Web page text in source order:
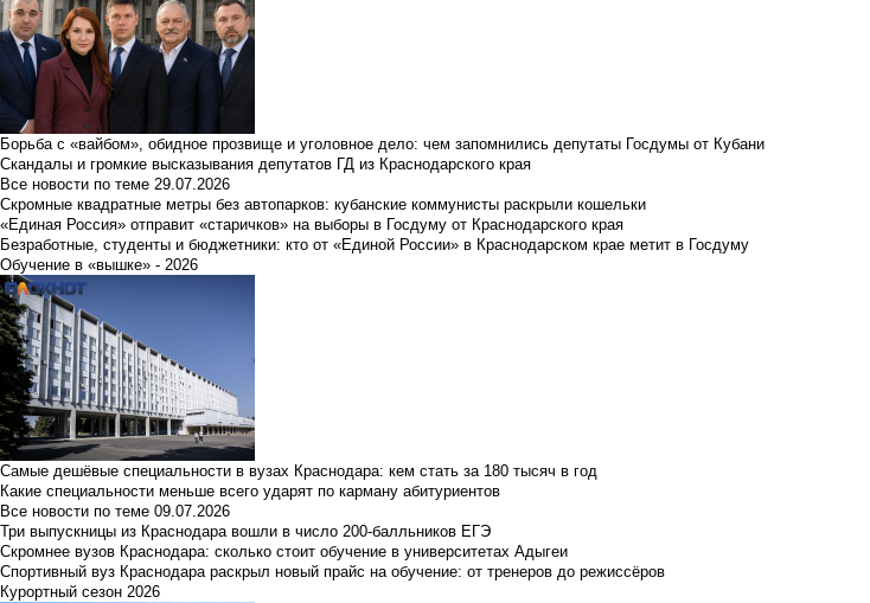
Борьба с «вайбом», обидное прозвище и уголовное дело: чем запомнились депутаты Госдумы от Кубани
Скандалы и громкие высказывания депутатов ГД из Краснодарского края
Все новости по теме 29.07.2026
Скромные квадратные метры без автопарков: кубанские коммунисты раскрыли кошельки
«Единая Россия» отправит «старичков» на выборы в Госдуму от Краснодарского края
Безработные, студенты и бюджетники: кто от «Единой России» в Краснодарском крае метит в Госдуму
Обучение в «вышке» - 2026
Самые дешёвые специальности в вузах Краснодара: кем стать за 180 тысяч в год
Какие специальности меньше всего ударят по карману абитуриентов
Все новости по теме 09.07.2026
Три выпускницы из Краснодара вошли в число 200-балльников ЕГЭ
Скромнее вузов Краснодара: сколько стоит обучение в университетах Адыгеи
Спортивный вуз Краснодара раскрыл новый прайс на обучение: от тренеров до режиссёров
Курортный сезон 2026